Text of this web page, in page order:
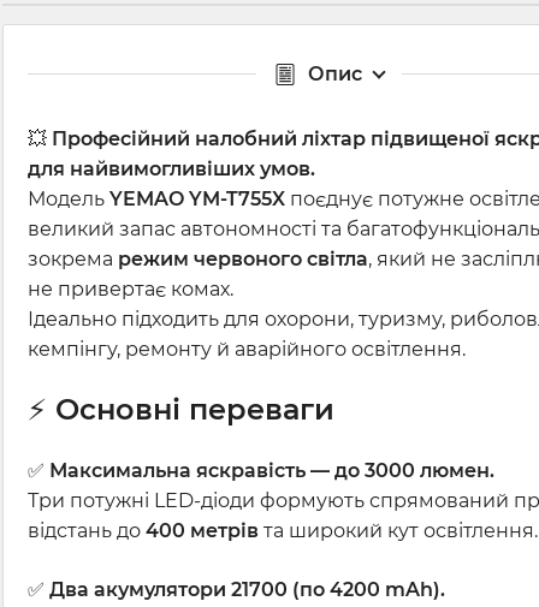
Опис
💥 Професійний налобний ліхтар підвищеної
для найвимогливіших умов.
Модель YEMAO YM-T755X поєднує потужне
великий запас автономності та
зокрема режим червоного світла, який не
не привертає комах.
Ідеально підходить для охорони, туризму,
кемпінгу, ремонту й аварійного освітлення.
⚡ Основні переваги
✅ Максимальна яскравість — до 3000 люмен.
Три потужні LED-діоди формують спрямований
відстань до 400 метрів та широкий кут освітлення.
✅ Два акумулятори 21700 (по 4200 mAh).